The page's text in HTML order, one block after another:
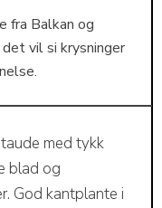
fra Balkan og
vil si krysninger
med tykk
blad og
God kantplante i